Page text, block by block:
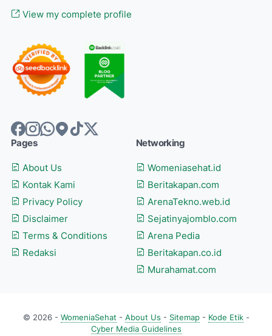
View my complete profile
Pages
About Us
Kontak Kami
Privacy Policy
Disclaimer
Terms & Conditions
Redaksi
Networking
Womeniasehat.id
Beritakapan.com
ArenaTekno.web.id
Sejatinyajomblo.com
Arena Pedia
Beritakapan.co.id
Murahamat.com
© 2026 - WomeniaSehat - About Us - Sitemap- Kode Etik-
Cyber Media Guidelines